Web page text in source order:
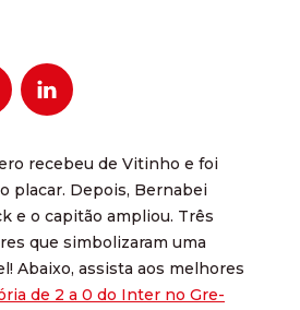
recebeu de Vitinho e foi
placar. Depois, Bernabei
e o capitão ampliou. Três
que simbolizaram uma
Abaixo, assista aos melhores
de 2 a 0 do Inter no Gre-